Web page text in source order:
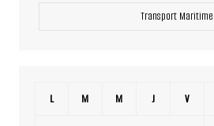
Transport Maritime
L M M J V